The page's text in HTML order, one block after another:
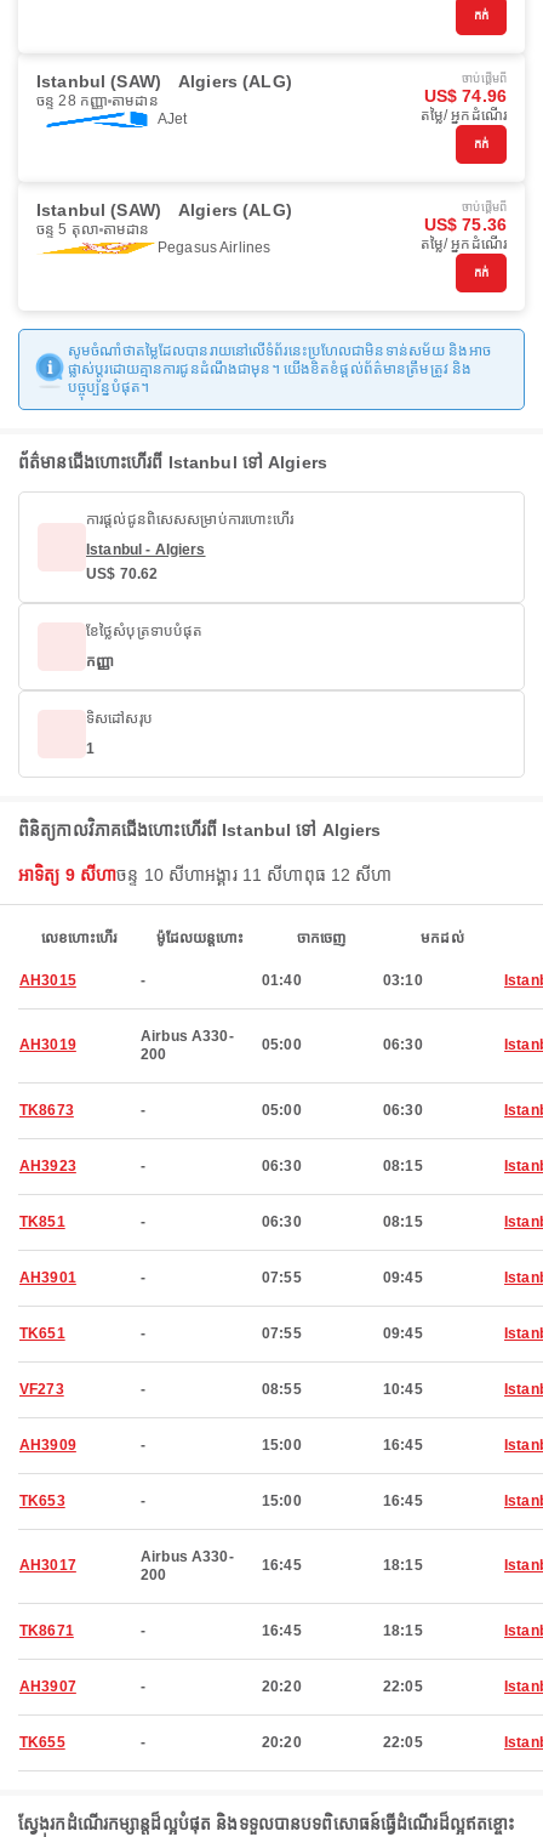
កក់
Istanbul (SAW) Algiers (ALG)
ចន្ទ 28 កញ្ញា តាមដាន
AJet
ចាប់ផ្ដើមពី
US$ 74.96
តម្លៃ/ អ្នកដំណើរ
កក់
Istanbul (SAW) Algiers (ALG)
ចន្ទ 5 តុលា តាមដាន
Pegasus Airlines
ចាប់ផ្ដើមពី
US$ 75.36
តម្លៃ/ អ្នកដំណើរ
កក់
សូមចំណាំថាតម្លៃដែលបានរាយនៅលើទំព័រនេះប្រហែលជាមិនទាន់សម័យ និងអាច
ផ្លាស់ប្តូរដោយគ្មានការជូនដំណឹងជាមុន។ យើងខិតខំផ្តល់ព័ត៌មានត្រឹមត្រូវ និង
បច្ចុប្បន្នបំផុត។
ព័ត៌មានជើងហោះហើរពី Istanbul ទៅ Algiers
ការផ្តល់ជូនពិសេសសម្រាប់ការហោះហើរ
Istanbul - Algiers
US$ 70.62
ខែថ្លៃសំបុត្រទាបបំផុត
កញ្ញា
ទិសដៅសរុប
1
ពិនិត្យកាលវិភាគជើងហោះហើរពី Istanbul ទៅ Algiers
អាទិត្យ 9 សីហាចន្ទ 10 សីហាអង្គារ 11 សីហាពុធ 12 សីហា
លេខហោះហើរ ម៉ូដែលយន្តហោះ ចាកចេញ មកដល់
AH3015 - 01:40 03:10
AH3019
Airbus A330-
200
05:00 06:30
TK8673 - 05:00 06:30
AH3923 - 06:30 08:15
TK851 - 06:30 08:15
AH3901 - 07:55 09:45
TK651 - 07:55 09:45
VF273 - 08:55 10:45
AH3909 - 15:00 16:45
TK653 - 15:00 16:45
AH3017
Airbus A330-
200
16:45 18:15
TK8671 - 16:45 18:15
AH3907 - 20:20 22:05
TK655 - 20:20 22:05
ស្វែងរកដំណើរកម្សាន្តដ៏ល្អបំផុត និងទទួលបានបទពិសោធន៍ធ្វើដំណើរដ៏ល្អឥតខ្ចោះ